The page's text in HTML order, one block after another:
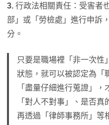
3. 行政法相關責任：受害者
部」或「勞檢處」進行申訴
分。
只要是職場裡「非一次性
狀態，就可以被認定為「
「盡量仔細進行蒐證」
「對人不對事」、是否
再透過「律師事務所」等